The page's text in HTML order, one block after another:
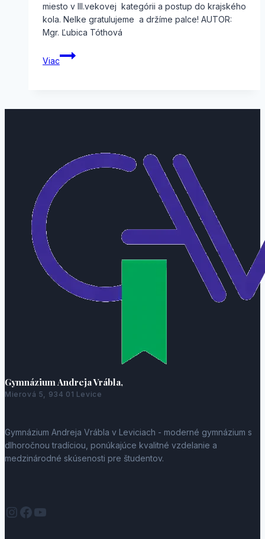
miesto v III.vekovej kategórii a postup do krajského
kola. Nelke gratulujeme a držíme palce! AUTOR:
Mgr. Ľubica Tóthová
Viac
ŠALIANSKY
MAŤKO
Gymnázium Andreja Vrábla,
Mierová 5, 934 01 Levice
Gymnázium Andreja Vrábla v Leviciach - moderné gymnázium s
dlhoročnou tradíciou, ponúkajúce kvalitné vzdelanie a
medzinárodné skúsenosti pre študentov.
Instagram
Facebook
YouTube